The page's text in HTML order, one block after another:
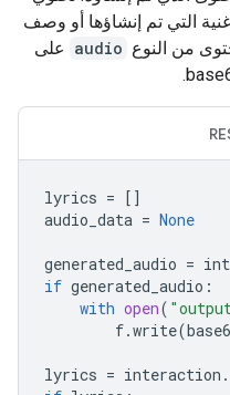
التي تم إنشاؤها أو وصف
audio على
lyrics = []
audio_data = None
generated_audio =
if generated_audio :
with open(
f.write(
lyrics = interaction .